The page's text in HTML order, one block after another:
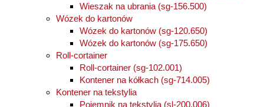
Wieszak na ubrania (sg-156.500)
Wózek do kartonów
Wózek do kartonów (sg-120.650)
Wózek do kartonów (sg-175.650)
Roll-cortainer
Roll-cortainer (sg-102.001)
Kontener na kółkach (sg-714.005)
Kontener na tekstylia
Pojemnik na tekstylia (sl-200.006)